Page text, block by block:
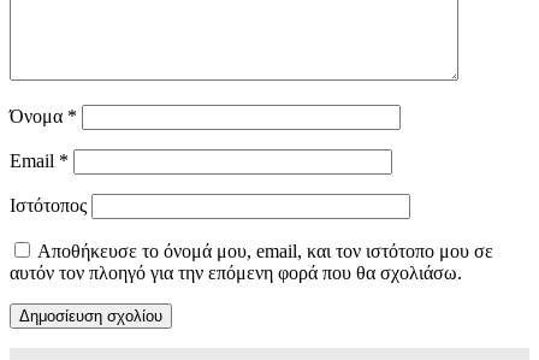
Όνομα *
Email *
Ιστότοπος
Αποθήκευσε το όνομά μου, email, και τον ιστότοπο μου σε
αυτόν τον πλοηγό για την επόμενη φορά που θα σχολιάσω.